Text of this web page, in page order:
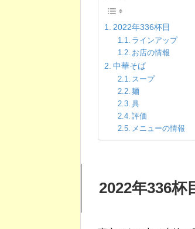
2022年336杯目
ラインアップ
お店の情報
中華そば
スープ
麺
具
評価
メニューの情報
2022年336杯